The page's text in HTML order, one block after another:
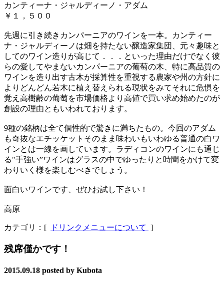
カンティーナ・ジャルディーノ・アダム
￥１，５００
先週に引き続きカンパーニアのワインを一本。カンティー
ナ・ジャルディーノは畑を持たない醸造家集団、元々趣味と
してのワイン造りが高じて．．．といった理由だけでなく彼
らの愛してやまないカンパーニアの葡萄の木、特に高品質の
ワインを造り出す古木が採算性を重視する農家や州の方針に
よりどんどん若木に植え替えられる現状をみてそれに危惧を
覚え高樹齢の葡萄を市場価格より高値で買い求め始めたのが
創設の理由ともいわれております。
9種の銘柄は全て個性的で驚きに満ちたもの。今回のアダム
も奇抜なエチッケットそのまま味わいもいわゆる普通の白ワ
インとは一線を画しています。ラディコンのワインにも通じ
る"手強い”ワインはグラスの中でゆったりと時間をかけて変
わりいく様を楽しむべきでしょう。
面白いワインです、ぜひお試し下さい！
高原
カテゴリ：[ ドリンクメニューについて ]
残席僅かです！
2015.09.18 posted by Kubota